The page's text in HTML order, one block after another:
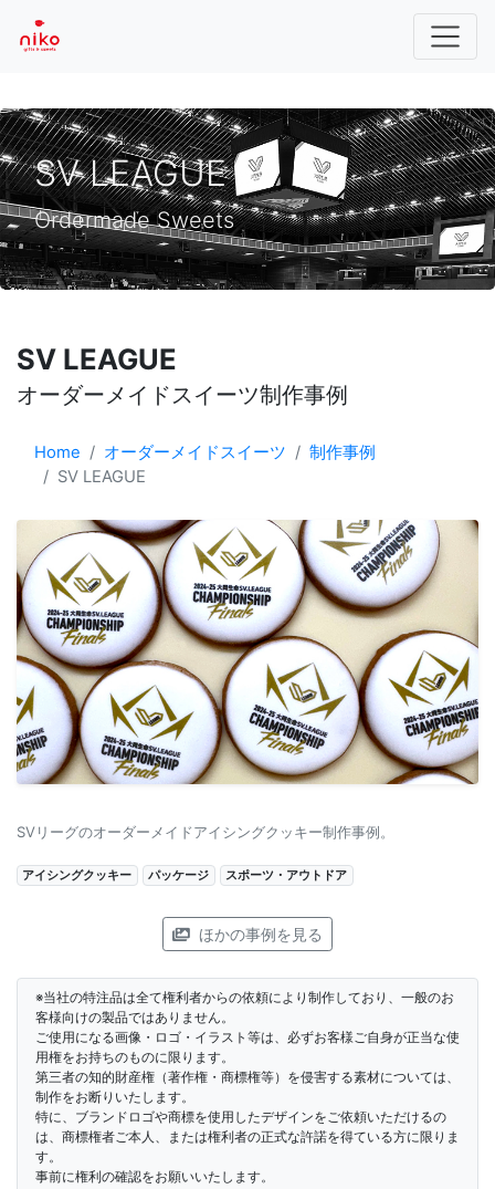
SV LEAGUE
Ordermade Sweets
SV LEAGUE
オーダーメイドスイーツ制作事例
Home オーダーメイドスイーツ
制作事例
SV LEAGUE
SVリーグのオーダーメイドアイシングクッキー制作事例。
アイシングクッキー パッケージ スポーツ・アウトドア
ほかの事例を見る
※当社の特注品は全て権利者からの依頼により制作しており、一般のお
客様向けの製品ではありません。
ご使用になる画像・ロゴ・イラスト等は、必ずお客様ご自身が正当な使
用権をお持ちのものに限ります。
第三者の知的財産権（著作権・商標権等）を侵害する素材については、
制作をお断りいたします。
特に、ブランドロゴや商標を使用したデザインをご依頼いただけるの
は、商標権者ご本人、または権利者の正式な許諾を得ている方に限りま
す。
事前に権利の確認をお願いいたします。